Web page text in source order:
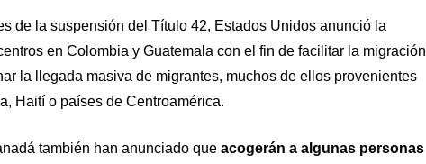
de la suspensión del Título 42, Estados Unidos anunció la
en Colombia y Guatemala con el fin de facilitar la migración
la llegada masiva de migrantes, muchos de ellos provenientes
Haití o países de Centroamérica.
también han anunciado que acogerán a algunas personas